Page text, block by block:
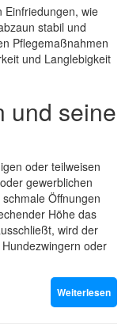
Einfriedungen, wie
stabil und
Pflegemaßnahmen
und Langlebigkeit
und seine
oder teilweisen
gewerblichen
Öffnungen
Höhe das
wird der
oder
Weiterlesen